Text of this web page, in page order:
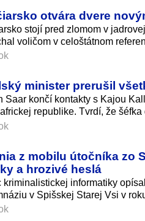
otvára dvere
stojí pred zlomom v
voličom v celoštátnom
minister prerušil
Saar končí kontakty s Kajou
republike. Tvrdí, že
z mobilu útočníka zo
a hrozivé heslá
kriminalistickej informatiky
v Spišskej Starej Vsi v